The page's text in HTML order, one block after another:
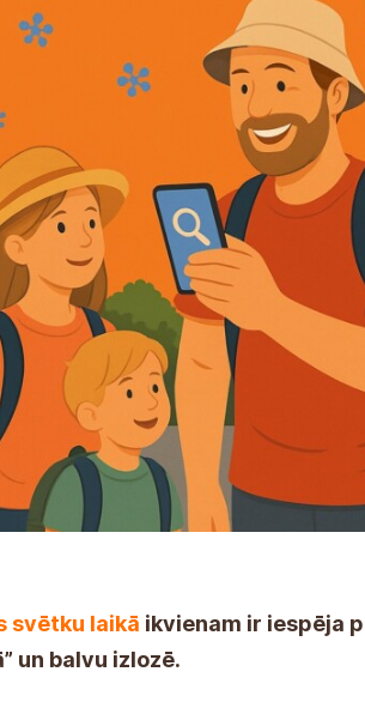
svētku laikā ikvienam ir iespēja
un balvu izlozē.